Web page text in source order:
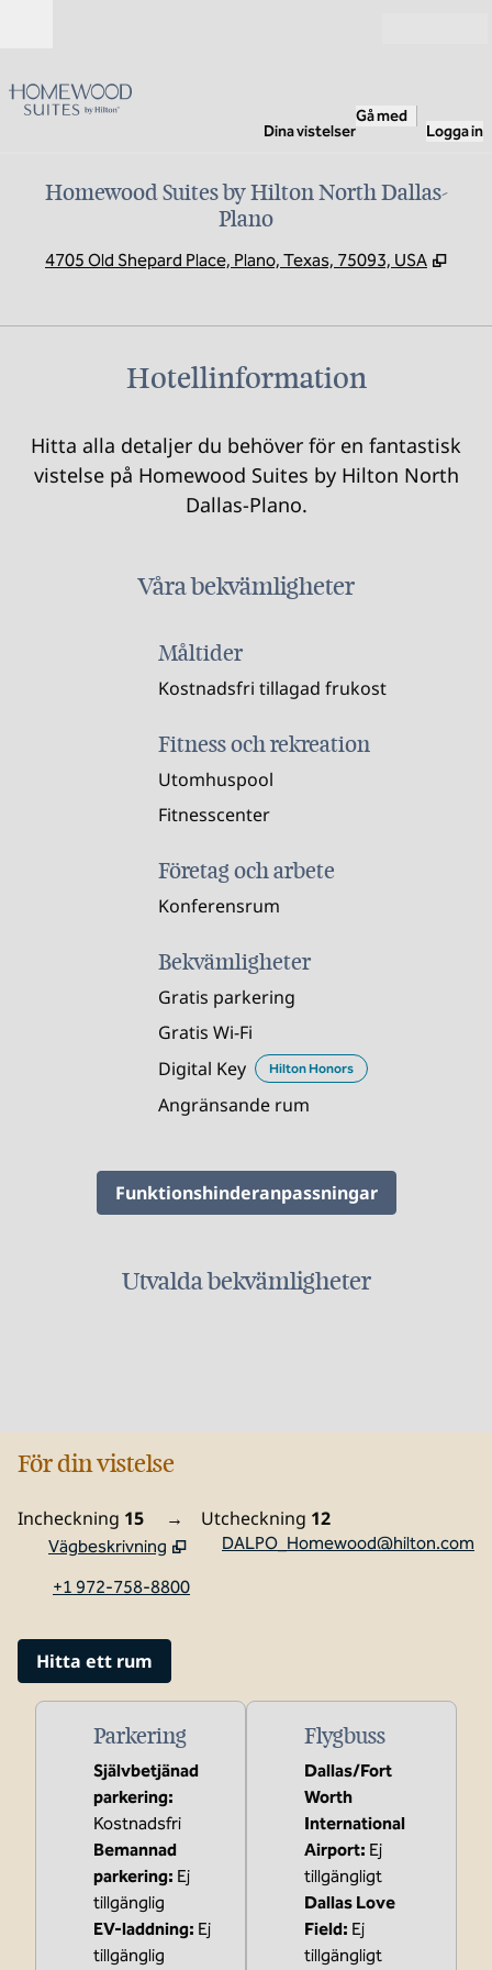
Dina vistelser
Gå med
Logga in
Homewood Suites by Hilton North Dallas-
Plano
4705 Old Shepard Place, Plano, Texas, 75093, USA ,
Hotellinformation
Hitta alla detaljer du behöver för en fantastisk
vistelse på Homewood Suites by Hilton North
Dallas-Plano.
Våra bekvämligheter
Måltider
Kostnadsfri tillagad frukost
Fitness och rekreation
Utomhuspool
Fitnesscenter
Företag och arbete
Konferensrum
Bekvämligheter
Gratis parkering
Gratis Wi-Fi
Digital Key
Hilton Honors
Angränsande rum
Funktionshinderanpassningar
Utvalda bekvämligheter
FITNESSCENTER
För din vistelse
Incheckning 15 → Utcheckning 12
Vägbeskrivning
Öppnar ny flik
DALPO_Homewood@hilton.com
+1 972-758-8800
Hitta ett rum
Parkering
Självbetjänad
parkering:
Kostnadsfri
Bemannad
parkering: Ej
tillgänglig
EV-laddning: Ej
tillgänglig
Flygbuss
Dallas/Fort
Worth
International
Airport: Ej
tillgängligt
Dallas Love
Field: Ej
tillgängligt